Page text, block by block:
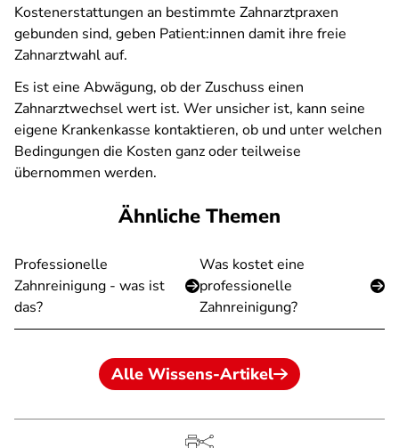
Kostenerstattungen an bestimmte Zahnarztpraxen
gebunden sind, geben Patient:innen damit ihre freie
Zahnarztwahl auf.
Es ist eine Abwägung, ob der Zuschuss einen
Zahnarztwechsel wert ist. Wer unsicher ist, kann seine
eigene Krankenkasse kontaktieren, ob und unter welchen
Bedingungen die Kosten ganz oder teilweise
übernommen werden.
Ähnliche Themen
Professionelle
Zahnreinigung - was ist
das?
Was kostet eine
professionelle
Zahnreinigung?
Alle Wissens-Artikel